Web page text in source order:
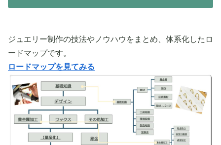
ジュエリー制作の技法やノウハウをまとめ、体系化したロ
ードマップです。
ロードマップを見てみる